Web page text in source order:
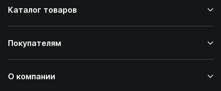
Каталог товаров
Покупателям
О компании